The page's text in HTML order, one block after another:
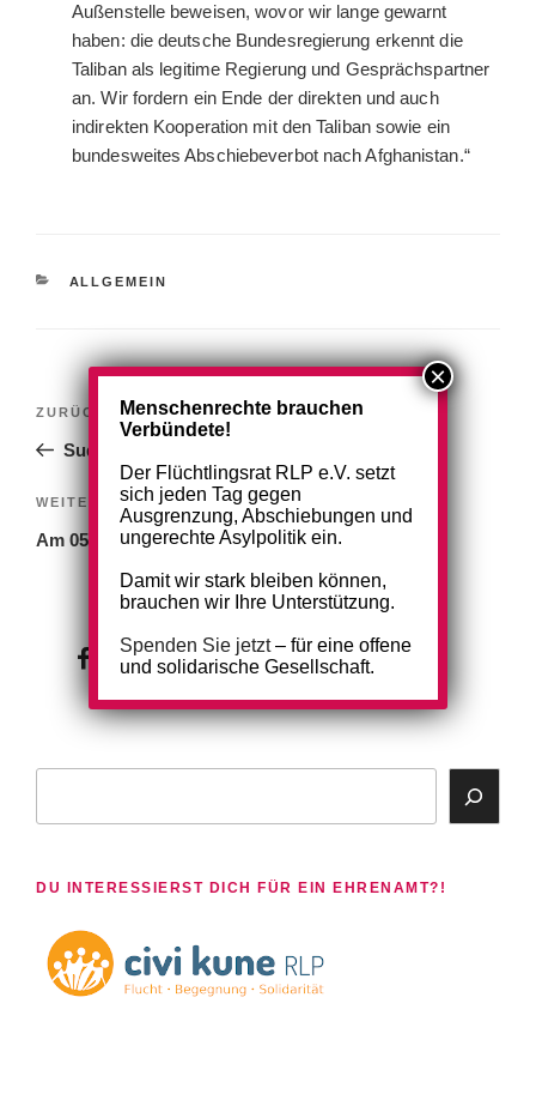
Außenstelle beweisen, wovor wir lange gewarnt
haben: die deutsche Bundesregierung erkennt die
Taliban als legitime Regierung und Gesprächspartner
an. ​Wir fordern ein Ende der direkten und auch
indirekten Kooperation mit den Taliban sowie ein
bundesweites Abschiebeverbot nach Afghanistan.“
KATEGORIEN
ALLGEMEIN
Beitragsnavigation
Vorheriger
Beitrag
ZURÜCK
Sudan nach drei Jahren Krieg
Nächster
Beitrag
WEITER
Am 05. Juni haben wir geschlossen!
wir
bei
facebook
wir
auf
instagram
DU INTERESSIERST DICH FÜR EIN EHRENAMT?!
Menschenrechte brauchen
Verbündete!
Der Flüchtlingsrat RLP e.V. setzt
sich jeden Tag gegen
Ausgrenzung, Abschiebungen und
ungerechte Asylpolitik ein.
Damit wir stark bleiben können,
brauchen wir Ihre Unterstützung.
Spenden Sie jetzt– für eine offene
und solidarische Gesellschaft.